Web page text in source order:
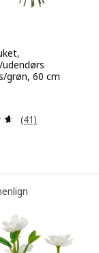
i alt:
grøn, 60 cm
Anmeld: 4.6 ud
(41)